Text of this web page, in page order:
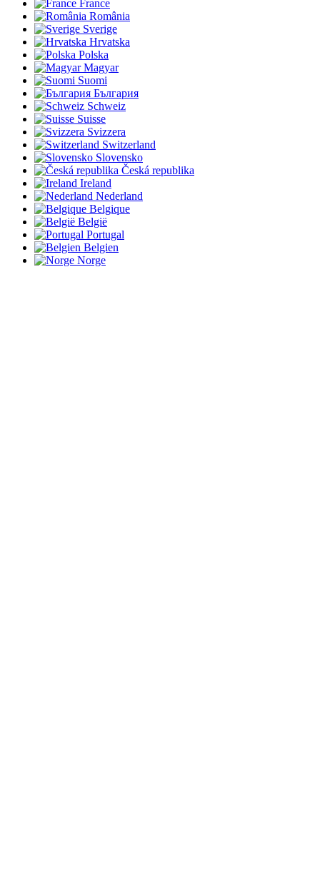
France
România
Sverige
Hrvatska
Polska
Magyar
Suomi
България
Schweiz
Suisse
Svizzera
Switzerland
Slovensko
Česká republika
Ireland
Nederland
Belgique
België
Portugal
Belgien
Norge